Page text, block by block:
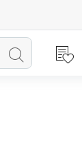
Lancer